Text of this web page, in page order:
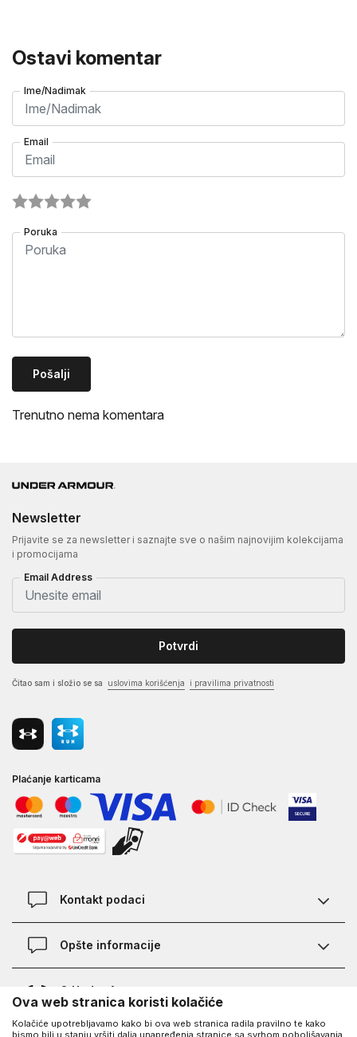
Ostavi komentar
Ime/Nadimak
Email
Poruka
Pošalji
Trenutno nema komentara
Newsletter
Prijavite se za newsletter i saznajte sve o našim najnovijim kolekcijama
i promocijama
Email Address
Potvrdi
Čitao sam i složio se sa uslovima korišćenja i pravilima privatnosti
Plaćanje karticama
Kontakt podaci
Kontakt
Opšte informacije
Provjera statusa porudžbine
Najčešća pitanja
O Under Armour-u
O nama - priča o UA
Ova web stranica koristi kolačiće
Kolačiće upotrebljavamo kako bi ova web stranica radila pravilno te kako
bismo bili u stanju vršiti dalja unapređenja stranice sa svrhom poboljšavanja